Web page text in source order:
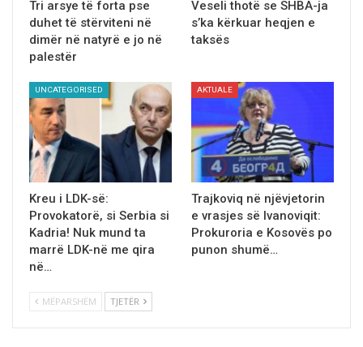
Tri arsye të forta pse
duhet të stërviteni në
dimër në natyrё e jo në
palestër
Veseli thotë se SHBA-ja
s’ka kërkuar heqjen e
taksës
UNCATEGORISED
Kreu i LDK-sё:
Provokatorë, si Serbia si
Kadria! Nuk mund ta
marrë LDK-në me qira
në…
AKTUALE
Trajkoviq në njëvjetorin
e vrasjes së Ivanoviqit:
Prokuroria e Kosovës po
punon shumë…
MËPARSHËM TJETËR